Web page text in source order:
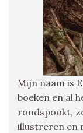
Mijn naam is
boeken en al
rondspookt,
illustreren en